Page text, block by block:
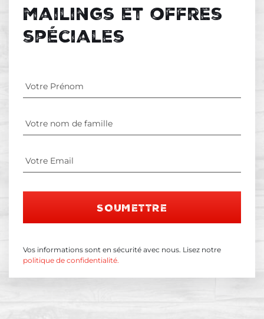
mailings et offres
spéciales
Vos informations sont en sécurité avec nous. Lisez notre
politique de confidentialité.
SOUMETTRE